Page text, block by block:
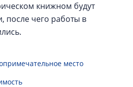
книжном будут
после чего работы в
место